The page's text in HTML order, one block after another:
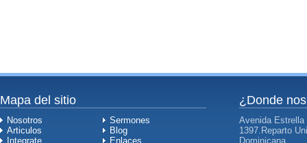
Mapa del sitio
Nosotros
Sermones
Articulos
Blog
Integrate
Enlaces
¿Donde
Avenida
1397.Reparto
Dominicana.